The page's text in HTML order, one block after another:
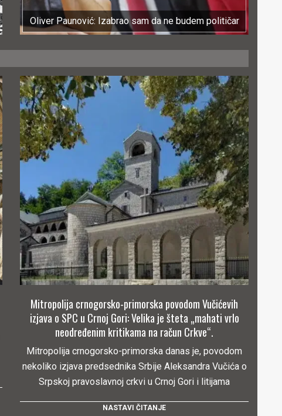
Oliver Paunović: Izabrao sam da ne budem političar
Mitropolija crnogorsko-primorska povodom Vučićevih
izjava o SPC u Crnoj Gori: Velika je šteta „mahati vrlo
neodređenim kritikama na račun Crkve“.
Mitropolija crnogorsko-primorska danas je, povodom
nekoliko izjava predsednika Srbije Aleksandra Vučića o
Srpskoj pravoslavnoj crkvi u Crnoj Gori i litijama
NASTAVI ČITANJE